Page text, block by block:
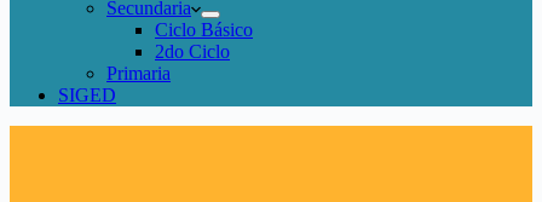
Secundaria
Ciclo Básico
2do Ciclo
Primaria
SIGED